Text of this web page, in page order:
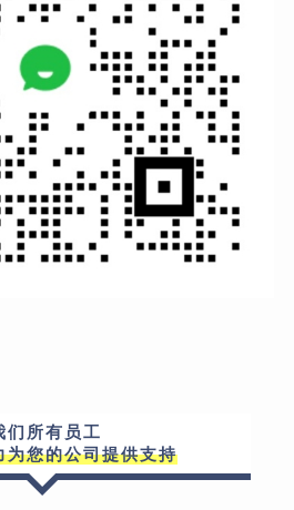
们所有员工
为您的公司提供支持